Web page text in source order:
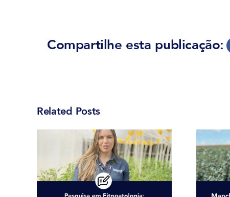
Compartilhe esta publicação:
Related Posts